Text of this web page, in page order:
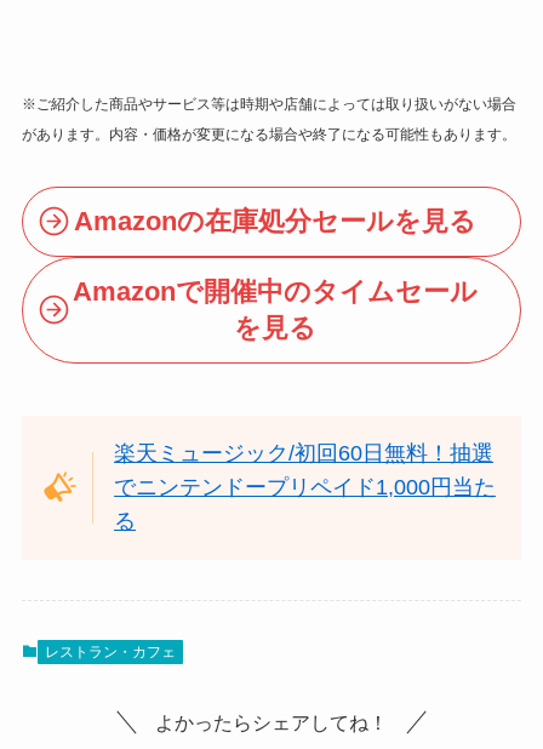
※ご紹介した商品やサービス等は時期や店舗によっては取り扱いがない場合
があります。内容・価格が変更になる場合や終了になる可能性もあります。
Amazonの在庫処分セールを見る
Amazonで開催中のタイムセール
を見る
楽天ミュージック/初回60日無料！抽選
でニンテンドープリペイド1,000円当た
る
レストラン・カフェ
よかったらシェアしてね！